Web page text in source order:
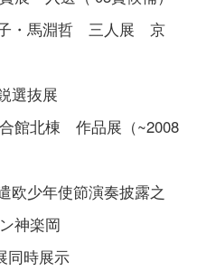
・馬淵哲 三人展 京
選抜展
北棟 作品展（~2008
少年使節演奏披露之
神楽岡
時展示